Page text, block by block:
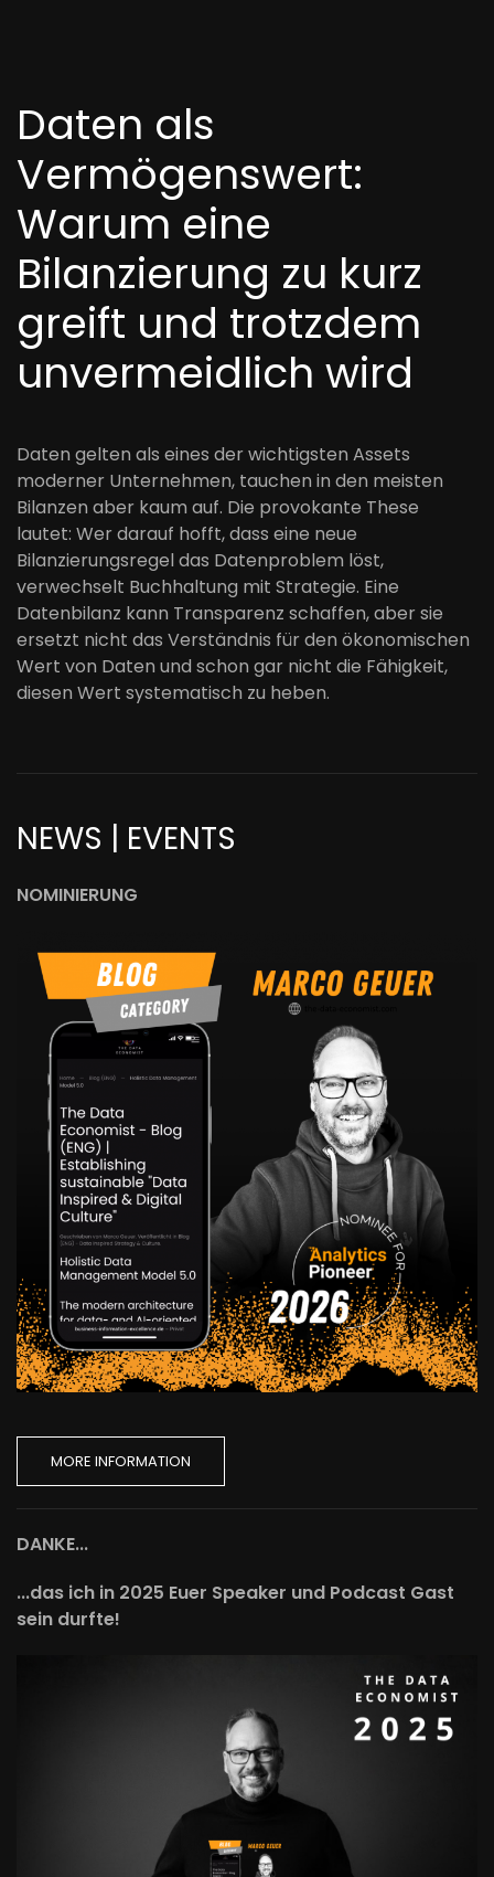
Daten als
Vermögenswert:
Warum eine
Bilanzierung zu kurz
greift und trotzdem
unvermeidlich wird
Daten gelten als eines der wichtigsten Assets
moderner Unternehmen, tauchen in den meisten
Bilanzen aber kaum auf. Die provokante These
lautet: Wer darauf hofft, dass eine neue
Bilanzierungsregel das Datenproblem löst,
verwechselt Buchhaltung mit Strategie. Eine
Datenbilanz kann Transparenz schaffen, aber sie
ersetzt nicht das Verständnis für den ökonomischen
Wert von Daten und schon gar nicht die Fähigkeit,
diesen Wert systematisch zu heben.
NEWS | EVENTS
NOMINIERUNG
MORE INFORMATION
DANKE...
...das ich in 2025 Euer Speaker und Podcast Gast
sein durfte!